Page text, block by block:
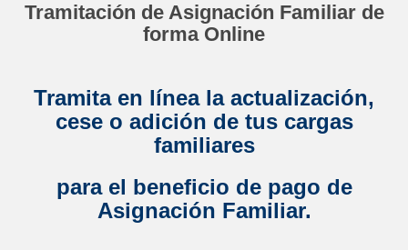
Tramitación de Asignación Familiar de
forma Online
Tramita en línea la actualización,
cese o adición de tus cargas
familiares
para el beneficio de pago de
Asignación Familiar.